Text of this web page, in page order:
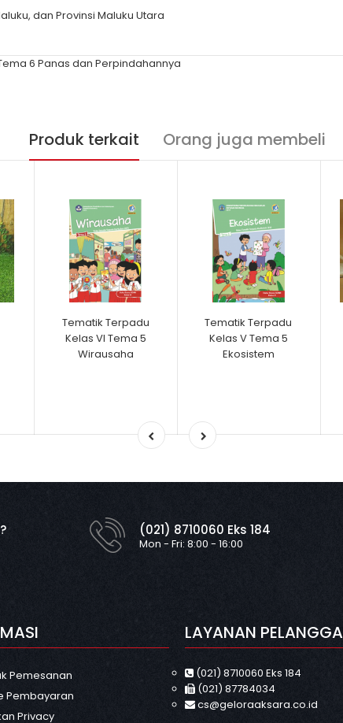
dan Provinsi Maluku Utara
6 Panas dan Perpindahannya
Produk terkait Orang juga membeli
Tematik Terpadu
Kelas VI Tema 5
Wirausaha
Tematik Terpadu
Kelas V Tema 5
Ekosistem
(021) 8710060 Eks 184
Mon - Fri: 8:00 - 16:00
Pemesanan
Pembayaran
Privacy
LAYANAN
(021) 8710060 Eks 184
(021) 87784034
cs@geloraaksara.co.id